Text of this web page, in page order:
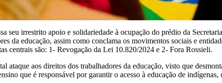
seu irrestrito apoio e solidariedade à ocupação do prédio da
da educação, assim como conclama os movimentos sociais e
centrais são: 1- Revogação da Lei 10.820/2024 e 2- Fora Rossieli.
ataque aos direitos dos trabalhadores da educação, visto que
que é responsável por garantir o acesso à educação de